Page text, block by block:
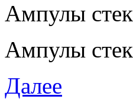
Ампулы
Ампулы
Далее